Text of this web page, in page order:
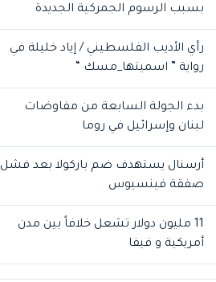
بسبب الرسوم الجمركية الجديدة
رأي الأديب الفلسطيني / إياد خليلة في
رواية ” اسميتها_مسك “
بدء الجولة السابعة من مفاوضات
لبنان وإسرائيل في روما
أرسنال يستهدف ضم باركولا بعد فشل
صفقة فينسيوس
11 مليون دولار تشعل خلافاً بين مدن
أمريكية و فيفا